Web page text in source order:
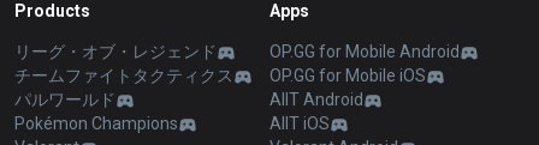
Products
リーグ・オブ・レジェンド
チームファイトタクティクス
パルワールド
Pokémon Champions
Apps
OP.GG for Mobile Android
OP.GG for Mobile iOS
AllT Android
AllT iOS